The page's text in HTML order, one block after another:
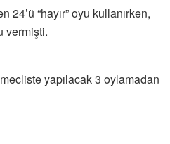
“hayır” oyu kullanırken,
vermişti.
yapılacak 3 oylamadan